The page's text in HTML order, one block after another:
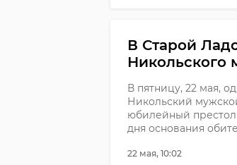
В Старой
Никольского
В пятницу, 22 мая,
Никольский
юбилейный
дня основания
22 мая, 10:02